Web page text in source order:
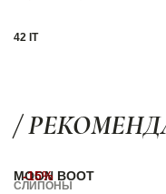
42 IT
/
-15%
MOON BOOT
СЛИПОНЫ